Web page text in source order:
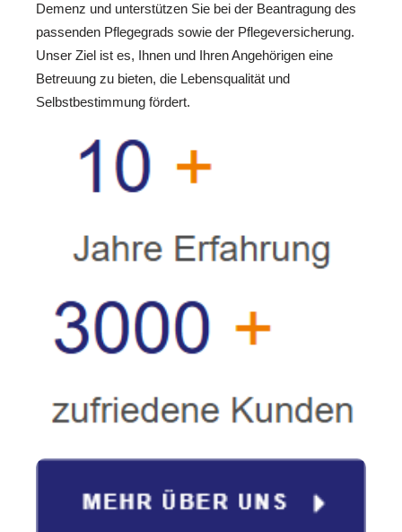
Demenz und unterstützen Sie bei der Beantragung des
passenden Pflegegrads sowie der Pflegeversicherung.
Unser Ziel ist es, Ihnen und Ihren Angehörigen eine
Betreuung zu bieten, die Lebensqualität und
Selbstbestimmung fördert.